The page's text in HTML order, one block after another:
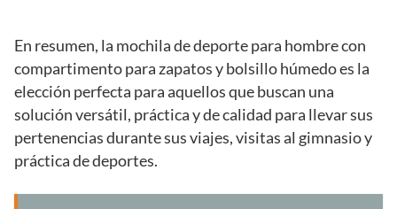
En resumen, la mochila de deporte para hombre con
compartimento para zapatos y bolsillo húmedo es la
elección perfecta para aquellos que buscan una
solución versátil, práctica y de calidad para llevar sus
pertenencias durante sus viajes, visitas al gimnasio y
práctica de deportes.